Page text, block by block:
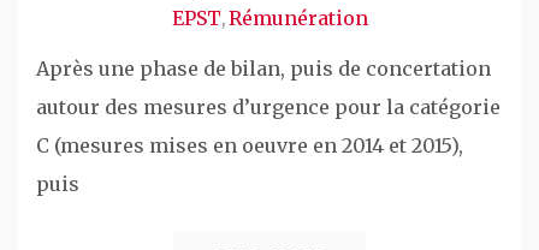
EPST,Rémunération
Après une phase de bilan, puis de concertation
autour des mesures d’urgence pour la catégorie
C (mesures mises en oeuvre en 2014 et 2015),
puis